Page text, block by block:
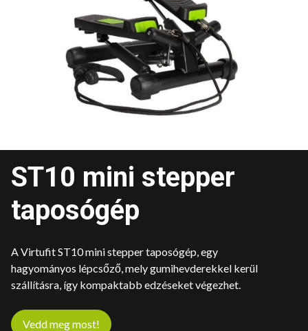
ST10 mini stepper
taposógép
A Virtufit ST10 mini stepper taposógép, egy
hagyományos lépcsőző, mely gumihevderekkel kerül
szállításra, így kompaktabb edzéseket végezhet.
Vedd meg most!